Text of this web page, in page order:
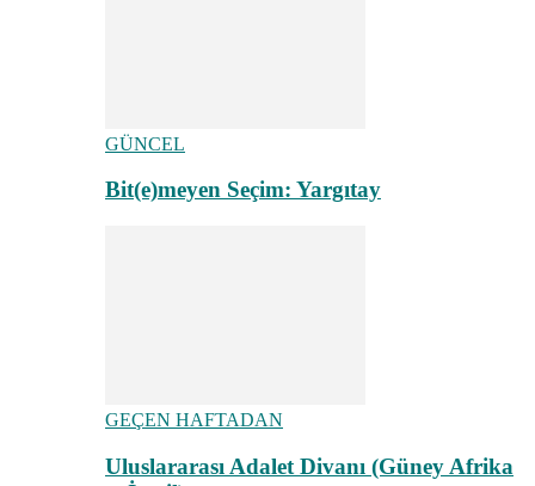
GÜNCEL
Bit(e)meyen Seçim: Yargıtay
GEÇEN HAFTADAN
Uluslararası Adalet Divanı (Güney Afrika